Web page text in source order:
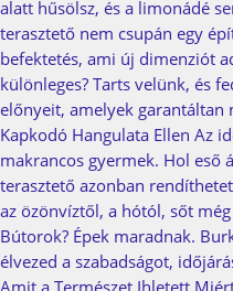
alatt hűsölsz, és a limonádé
terasztető nem csupán egy
befektetés, ami új dimenziót
különleges? Tarts velünk, és
előnyeit, amelyek garantáltan
Kapkodó Hangulata Ellen Az
makrancos gyermek. Hol eső
terasztető azonban
az özönvíztől, a hótól, sőt
Bútorok? Épek maradnak.
élvezed a szabadságot,